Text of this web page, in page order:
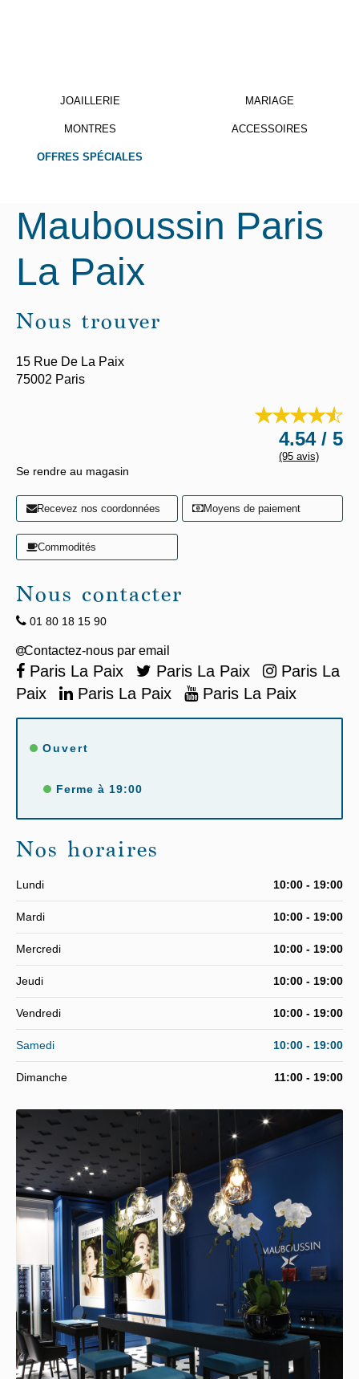
JOAILLERIE MARIAGE
MONTRES ACCESSOIRES
OFFRES SPÉCIALES
Mauboussin Paris
La Paix
Nous trouver
15 Rue De La Paix
75002 Paris
4.54 / 5
(95 avis)
Se rendre au magasin
Recevez nos coordonnées Moyens de paiement
Commodités
Nous contacter
01 80 18 15 90
Paris La Paix Paris La Paix
Paris La
Paix
Paris La Paix Paris La Paix
Ouvert
Ferme à 19:00
Nos horaires
Lundi 10:00 - 19:00
Mardi 10:00 - 19:00
Mercredi 10:00 - 19:00
Jeudi 10:00 - 19:00
Vendredi 10:00 - 19:00
Samedi 10:00 - 19:00
Dimanche 11:00 - 19:00